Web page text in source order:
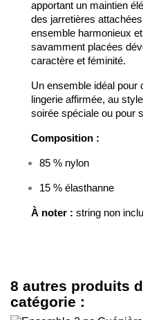
apportant un maintien
des jarretières
ensemble harmonieux
savamment placées
caractère et féminité.
Un ensemble idéal pour
lingerie affirmée, au
soirée spéciale ou pour
Composition :
85 % nylon
15 % élasthanne
À noter : string non
8 autres produits
catégorie :